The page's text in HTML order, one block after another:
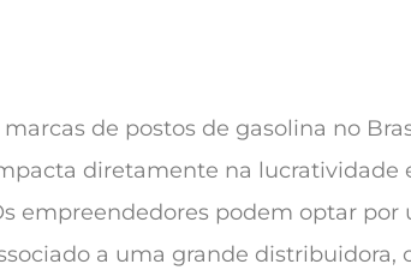
de postos de gasolina no
diretamente na lucratividade
empreendedores podem optar por
a uma grande distribuidora,